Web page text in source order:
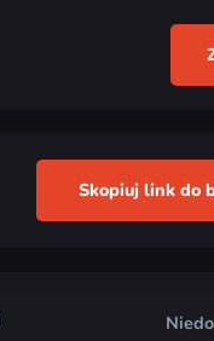
Skopiuj link do